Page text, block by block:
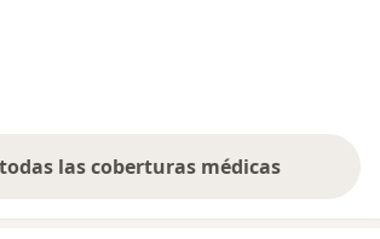
las coberturas médicas